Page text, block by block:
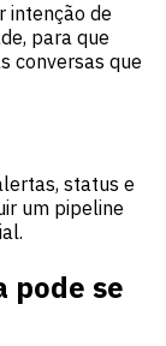
intenção de
para que
conversas que
status e
um pipeline
pode se